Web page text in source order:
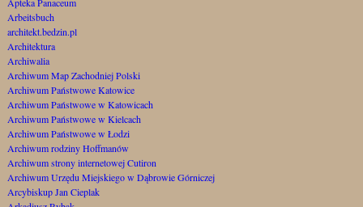
Arbeitsbuch
architekt.bedzin.pl
Architektura
Archiwalia
Archiwum Map Zachodniej Polski
Archiwum Państwowe Katowice
Archiwum Państwowe w Katowicach
Archiwum Państwowe w Kielcach
Archiwum Państwowe w Łodzi
Archiwum rodziny Hoffmanów
Archiwum strony internetowej Cutiron
Archiwum Urzędu Miejskiego w Dąbrowie Górniczej
Arcybiskup Jan Cieplak